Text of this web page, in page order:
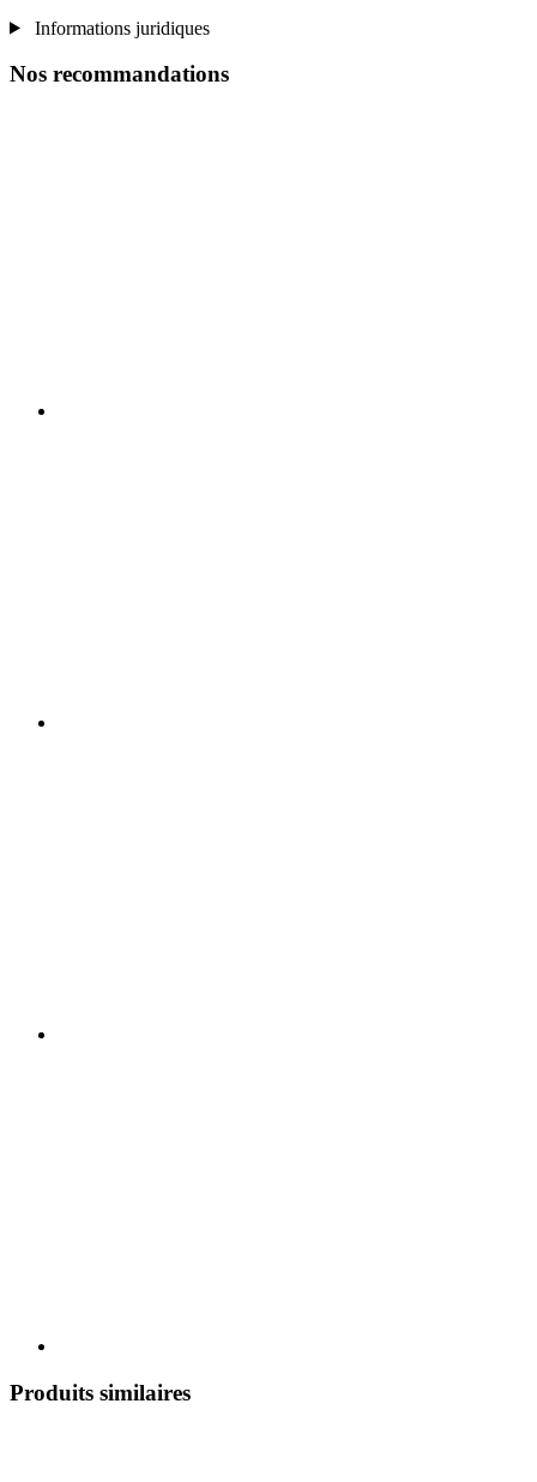
Informations juridiques
Nos recommandations
Produits similaires